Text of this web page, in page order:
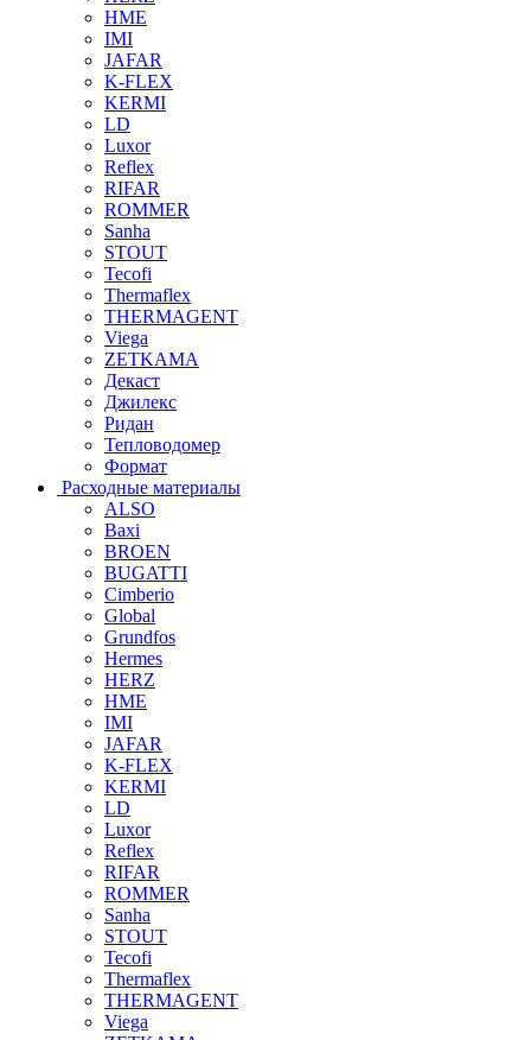
HME
IMI
JAFAR
K-FLEX
KERMI
LD
Luxor
Reflex
RIFAR
ROMMER
Sanha
STOUT
Tecofi
Thermaflex
THERMAGENT
Viega
ZETKAMA
Декаст
Джилекс
Ридан
Тепловодомер
Формат
Расходные материалы
ALSO
Baxi
BROEN
BUGATTI
Cimberio
Global
Grundfos
Hermes
HERZ
HME
IMI
JAFAR
K-FLEX
KERMI
LD
Luxor
Reflex
RIFAR
ROMMER
Sanha
STOUT
Tecofi
Thermaflex
THERMAGENT
Viega